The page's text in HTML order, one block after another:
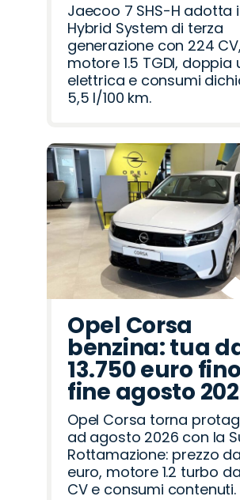
Jaecoo 7 SHS-H adotta
Hybrid System di terza
generazione con 224 CV,
motore 1.5 TGDI, doppia
elettrica e consumi
5,5 l/100 km.
Opel Corsa
benzina: tua
13.750 euro
fine agosto
Opel Corsa torna
ad agosto 2026 con la
Rottamazione: prezzo
euro, motore 1.2 turbo
CV e consumi contenuti.